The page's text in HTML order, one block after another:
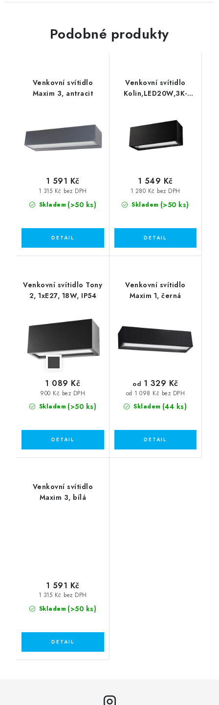
Podobné produkty
Venkovní svítidlo
Maxim 3, antracit
Skladem (>50 ks)
1 315 Kč bez DPH
1 591 Kč
Venkovní svítidlo
Kolin,LED20W,3K-
Skladem (>50 ks)
1 280 Kč bez DPH
1 549 Kč
Venkovní svítidlo Tony
2, 1xE27, 18W, IP54
Skladem (>50 ks)
900 Kč bez DPH
1 089 Kč
Venkovní svítidlo
Maxim 1, černá
Skladem (44 ks)
od 1 098 Kč bez DPH
od 1 329 Kč
Venkovní svítidlo
Maxim 3, bílá
Skladem (>50 ks)
1 315 Kč bez DPH
1 591 Kč